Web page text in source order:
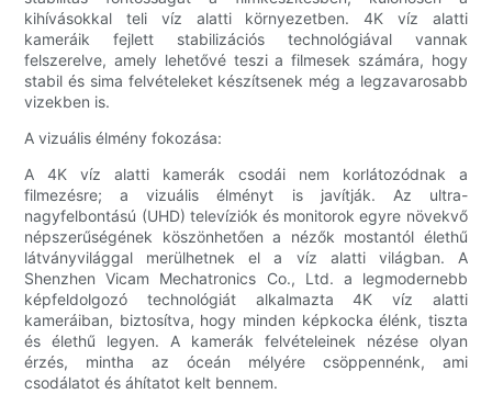
kihívásokkal teli víz alatti környezetben. 4K víz alatti
kameráik fejlett stabilizációs technológiával vannak
felszerelve, amely lehetővé teszi a filmesek számára, hogy
stabil és sima felvételeket készítsenek még a legzavarosabb
vizekben is.
A vizuális élmény fokozása:
A 4K víz alatti kamerák csodái nem korlátozódnak a
filmezésre; a vizuális élményt is javítják. Az ultra-
nagyfelbontású (UHD) televíziók és monitorok egyre növekvő
népszerűségének köszönhetően a nézők mostantól élethű
látványvilággal merülhetnek el a víz alatti világban. A
Shenzhen Vicam Mechatronics Co., Ltd. a legmodernebb
képfeldolgozó technológiát alkalmazta 4K víz alatti
kameráiban, biztosítva, hogy minden képkocka élénk, tiszta
és élethű legyen. A kamerák felvételeinek nézése olyan
érzés, mintha az óceán mélyére csöppennénk, ami
csodálatot és áhítatot kelt bennem.